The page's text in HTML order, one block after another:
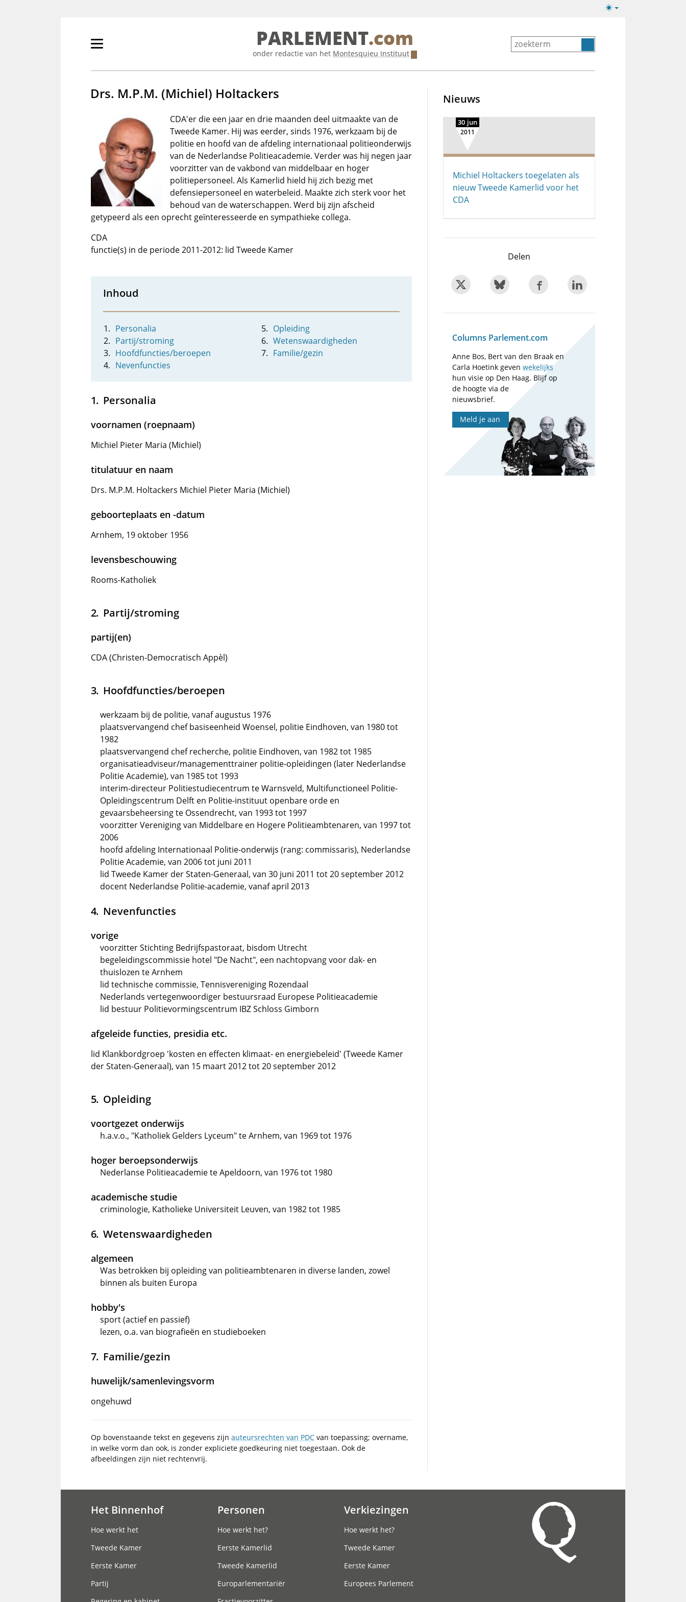
Lichte/donkere
Primair
tonen/verbergen
PARLEMENT.com
onder redactie van het Montesquieu Instituut
Drs. M.P.M. (Michiel) Holtackers
CDA'er die een jaar en drie maanden deel uitmaakte van de
Tweede Kamer. Hij was eerder, sinds 1976, werkzaam bij de
politie en hoofd van de afdeling internationaal politieonderwijs
van de Nederlandse Politieacademie. Verder was hij negen jaar
voorzitter van de vakbond van middelbaar en hoger
politiepersoneel. Als Kamerlid hield hij zich bezig met
defensiepersoneel en waterbeleid. Maakte zich sterk voor het
behoud van de waterschappen. Werd bij zijn afscheid
getypeerd als een oprecht geïnteresseerde en sympathieke collega.
CDA
functie(s) in de periode 2011-2012: lid Tweede Kamer
Inhoud
Personalia
Partij/stroming
Hoofdfuncties/beroepen
Nevenfuncties
Opleiding
Wetenswaardigheden
Familie/gezin
Personalia
voornamen (roepnaam)
Michiel Pieter Maria (Michiel)
titulatuur en naam
Drs. M.P.M. Holtackers Michiel Pieter Maria (Michiel)
geboorteplaats en -datum
Arnhem, 19 oktober 1956
levensbeschouwing
Rooms-Katholiek
Partij/stroming
partij(en)
CDA (Christen-Democratisch Appèl)
Hoofdfuncties/beroepen
werkzaam bij de politie, vanaf augustus 1976
plaatsvervangend chef basiseenheid Woensel, politie Eindhoven, van 1980 tot
1982
plaatsvervangend chef recherche, politie Eindhoven, van 1982 tot 1985
organisatieadviseur/managementtrainer politie-opleidingen (later Nederlandse
Politie Academie), van 1985 tot 1993
interim-directeur Politiestudiecentrum te Warnsveld, Multifunctioneel Politie-
Opleidingscentrum Delft en Politie-instituut openbare orde en
gevaarsbeheersing te Ossendrecht, van 1993 tot 1997
voorzitter Vereniging van Middelbare en Hogere Politieambtenaren, van 1997 tot
2006
hoofd afdeling Internationaal Politie-onderwijs (rang: commissaris), Nederlandse
Politie Academie, van 2006 tot juni 2011
lid Tweede Kamer der Staten-Generaal, van 30 juni 2011 tot 20 september 2012
docent Nederlandse Politie-academie, vanaf april 2013
Nevenfuncties
vorige
voorzitter Stichting Bedrijfspastoraat, bisdom Utrecht
begeleidingscommissie hotel "De Nacht", een nachtopvang voor dak- en
thuislozen te Arnhem
lid technische commissie, Tennisvereniging Rozendaal
Nederlands vertegenwoordiger bestuursraad Europese Politieacademie
lid bestuur Politievormingscentrum IBZ Schloss Gimborn
afgeleide functies, presidia etc.
lid Klankbordgroep 'kosten en effecten klimaat- en energiebeleid' (Tweede Kamer
der Staten-Generaal), van 15 maart 2012 tot 20 september 2012
Opleiding
voortgezet onderwijs
h.a.v.o., "Katholiek Gelders Lyceum" te Arnhem, van 1969 tot 1976
hoger beroepsonderwijs
Nederlanse Politieacademie te Apeldoorn, van 1976 tot 1980
academische studie
criminologie, Katholieke Universiteit Leuven, van 1982 tot 1985
Wetenswaardigheden
algemeen
Was betrokken bij opleiding van politieambtenaren in diverse landen, zowel
binnen als buiten Europa
hobby's
sport (actief en passief)
lezen, o.a. van biografieën en studieboeken
Familie/gezin
huwelijk/samenlevingsvorm
ongehuwd
Op bovenstaande tekst en gegevens zijn auteursrechten van PDC van toepassing; overname,
in welke vorm dan ook, is zonder expliciete goedkeuring niet toegestaan. Ook de
afbeeldingen zijn niet rechtenvrij.
Nieuws
30 jun
2011
Michiel Holtackers toegelaten als
nieuw Tweede Kamerlid voor het
CDA
Delen
Columns Parlement.com
Anne Bos, Bert van den Braak en
Carla Hoetink gevenwekelijks
hun visie op Den Haag. Blijf op
de hoogte via de
nieuwsbrief.
Meld je aan
Het Binnenhof
Hoe werkt het
Tweede Kamer
Eerste Kamer
Partij
Personen
Hoe werkt het?
Eerste Kamerlid
Tweede Kamerlid
Europarlementariër
Verkiezingen
Hoe werkt het?
Tweede Kamer
Eerste Kamer
Europees Parlement